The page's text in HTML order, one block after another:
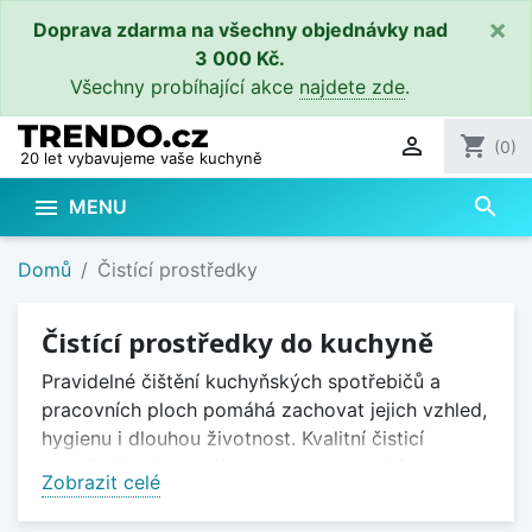
Doprava zdarma na všechny objednávky nad
3 000 Kč.
Všechny probíhající akce najdete zde.
×
20 let vybavujeme vaše kuchyně  shopping_cart (0)
 MENU search
Domů Čistící prostředky
Čistící prostředky do kuchyně
Zobrazit celé
Pravidelné čištění kuchyňských spotřebičů a
pracovních ploch pomáhá zachovat jejich vzhled,
hygienu i dlouhou životnost. Kvalitní čisticí
kamenem i odolnými nečistotami a zároveň jsou
šetrné k čištěným povrchům.